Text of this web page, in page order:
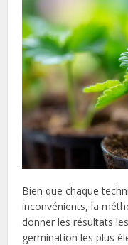
Bien que chaque
inconvénients, la
donner les résultats
germination les plus